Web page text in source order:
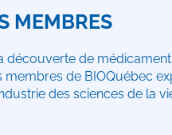
MEMBRES
découverte de
membres de BIOQuébec
des sciences de la